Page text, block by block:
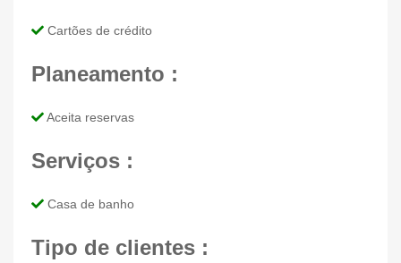
Cartões de crédito
Planeamento :
Aceita reservas
Serviços :
Casa de banho
Tipo de clientes :